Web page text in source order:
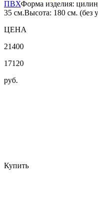
ПВХФорма изделия:
35 см.Высота: 180 см. (без
ЦЕНА
21400
17120
руб.
Купить